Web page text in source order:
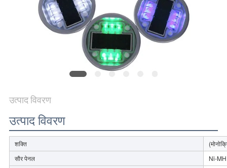
ONLINE
गोपनीयता
उत्पाद विवरण
उत्पाद विवरण
शक्ति
सौर पेनल
Ni-MH